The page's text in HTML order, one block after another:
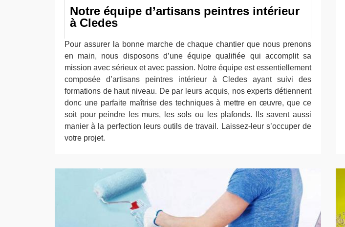
Notre équipe d’artisans peintres intérieur
à Cledes
Pour assurer la bonne marche de chaque chantier que nous prenons
en main, nous disposons d’une équipe qualifiée qui accomplit sa
mission avec sérieux et avec passion. Notre équipe est essentiellement
composée d’artisans peintres intérieur à Cledes ayant suivi des
formations de haut niveau. De par leurs acquis, nos experts détiennent
donc une parfaite maîtrise des techniques à mettre en œuvre, que ce
soit pour peindre les murs, les sols ou les plafonds. Ils savent aussi
manier à la perfection leurs outils de travail. Laissez-leur s’occuper de
votre projet.